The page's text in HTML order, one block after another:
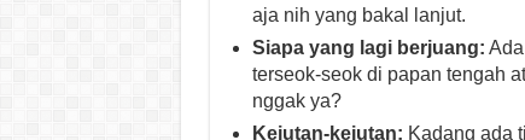
aja nih yang bakal lanjut.
Siapa yang lagi berjuang:
terseok-seok di papan tengah
nggak ya?
Kejutan-kejutan: Kadang ada